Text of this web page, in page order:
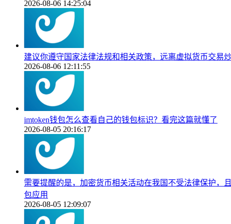
2026-08-06 14:25:04
建议你遵守国家法律法规和相关政策，远离虚拟货币交易
2026-08-06 12:11:55
imtoken钱包怎么查看自己的钱包标识？看完这篇就懂了
2026-08-05 20:16:17
需要提醒的是，加密货币相关活动在我国不受法律保护，
包应用
2026-08-05 12:09:07